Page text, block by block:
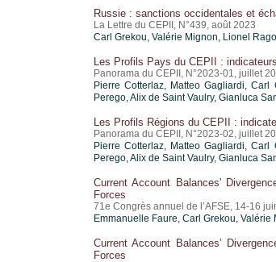
Russie : sanctions occidentales et
La Lettre du CEPII, N°439, août 2023
Carl Grekou, Valérie Mignon, Lionel
Les Profils Pays du CEPII :
Panorama du CEPII, N°2023-01, juillet
Pierre Cotterlaz, Matteo Gagliardi,
Perego, Alix de Saint Vaulry, Gianluca
Les Profils Régions du CEPII :
Panorama du CEPII, N°2023-02, juillet
Pierre Cotterlaz, Matteo Gagliardi,
Perego, Alix de Saint Vaulry, Gianluca
Current Account Balances'
Forces
71e Congrès annuel de l’AFSE, 14-16
Emmanuelle Faure, Carl Grekou, Valérie
Current Account Balances’
Forces